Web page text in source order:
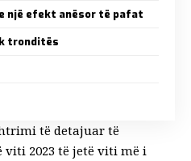
një efekt anësor të pafat
tronditës
të detajuar të
2023 të jetë viti më i